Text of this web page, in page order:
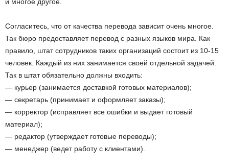
Согласитесь, что от качества перевода зависит очень многое.
Так бюро предоставляет перевод с разных языков мира. Как
правило, штат сотрудников таких организаций состоит из 10-15
человек. Каждый из них занимается своей отдельной задачей.
Так в штат обязательно должны входить:
— курьер (занимается доставкой готовых материалов);
— секретарь (принимает и оформляет заказы);
— корректор (исправляет все ошибки и выдает готовый
материал);
— редактор (утверждает готовые переводы);
— менеджер (ведет работу с клиентами).